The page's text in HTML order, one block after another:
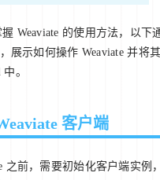
Weaviate 的使用方法，以下
展示如何操作 Weaviate 并将
。
客户端
之前，需要初始化客户端实例